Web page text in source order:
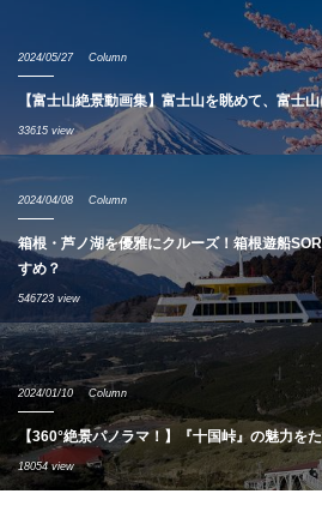
2024/05/27 Column
【富士山絶景動画集】富士山を眺めて、富士
33615 view
2024/04/08 Column
箱根・芦ノ湖を優雅にクルーズ！箱根遊船
すめ？
546723 view
2024/01/10 Column
【360°絶景パノラマ！】『十国峠』の魅力を
18054 view